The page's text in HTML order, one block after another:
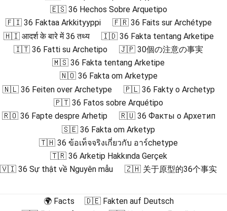
🇪🇸 36 Hechos Sobre Arquetipo
🇫🇮 36 Faktaa Arkkityyppi
🇫🇷 36 Faits sur Archétype
🇭🇮 आदर्श के बारे में 36 तथ्य
🇮🇩 36 Fakta tentang Arketipe
🇮🇹 36 Fatti su Archetipo
🇯🇵 30個の注意の事実
🇲🇸 36 Fakta tentang Arketipe
🇳🇴 36 Fakta om Arketype
🇳🇱 36 Feiten over Archetype
🇵🇱 36 Fakty o Archetyp
🇵🇹 36 Fatos sobre Arquétipo
🇷🇴 36 Fapte despre Arhetip
🇷🇺 36 Факты о Архетип
🇸🇪 36 Fakta om Arketyp
🇹🇭 36 ข้อเท็จจริงเกี่ยวกับ อาร์chetype
🇹🇷 36 Arketip Hakkında Gerçek
🇻🇮 36 Sự thật về Nguyên mẫu
🇿🇭 关于原型的36个事实
🌍 Facts
🇩🇪 Fakten auf Deutsch